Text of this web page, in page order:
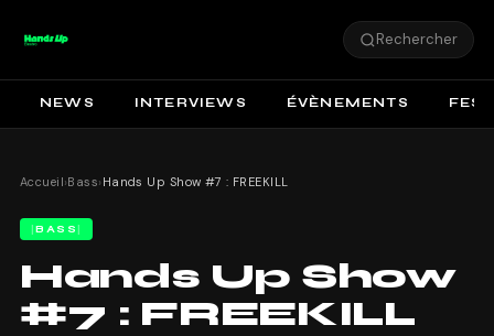
Rechercher
NEWS INTERVIEWS ÉVÈNEMENTS
Accueil›Bass› Hands Up Show #7 : FREEKILL
BASS
Hands Up Show
#7 : FREEKILL